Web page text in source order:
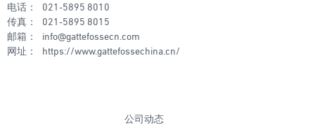
电话：
传真：
邮箱：
网址：
021-5895 8010
021-5895 8015
info@gattefossecn.com
https://www.gattefossechina.cn/
公司动态